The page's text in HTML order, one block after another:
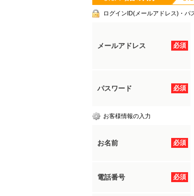
当社お預かり物件 グループ会
当社提
住み替え 離婚
小手指営業所 所沢営業所
おうちの
ログインID(メールアドレス)・パ
必須
メールアドレス
必須
パスワード
お客様情報の入力
必須
お名前
必須
電話番号